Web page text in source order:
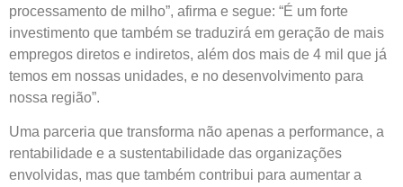
processamento de milho”, afirma e segue: “É um forte
investimento que também se traduzirá em geração de mais
empregos diretos e indiretos, além dos mais de 4 mil que já
temos em nossas unidades, e no desenvolvimento para
nossa região”.
Uma parceria que transforma não apenas a performance, a
rentabilidade e a sustentabilidade das organizações
envolvidas, mas que também contribui para aumentar a